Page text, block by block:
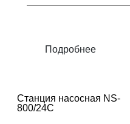
Подробнее
Станция насосная NS-
800/24C